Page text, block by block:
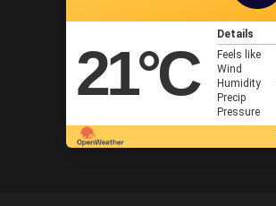
21°C
Details
Feels like
Wind
Humidity
Precip
Pressure